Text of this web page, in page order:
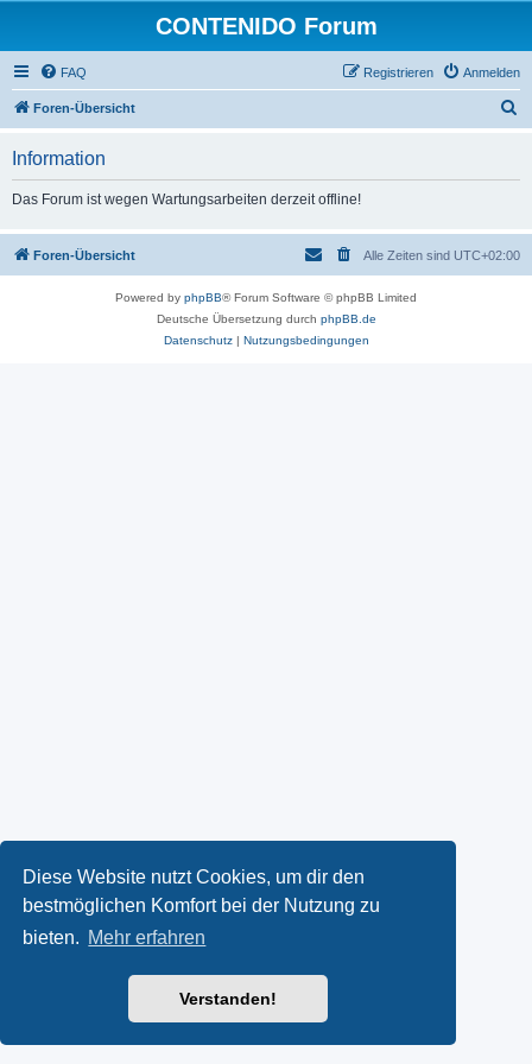
Diese Website nutzt Cookies, um dir den
bestmöglichen Komfort bei der Nutzung zu
bieten. Mehr erfahren
Verstanden!
CONTENIDO Forum
FAQ Anmelden
Registrieren
Foren-Übersicht
Information
Das Forum ist wegen Wartungsarbeiten derzeit offline!
Foren-Übersicht Alle Zeiten sind UTC+02:00
Powered by phpBB® Forum Software © phpBB Limited
Deutsche Übersetzung durch phpBB.de
Datenschutz| Nutzungsbedingungen